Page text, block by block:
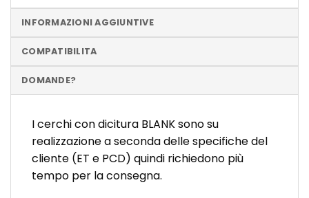
INFORMAZIONI AGGIUNTIVE
COMPATIBILITA
DOMANDE?
I cerchi con dicitura BLANK sono su
realizzazione a seconda delle specifiche del
cliente (ET e PCD) quindi richiedono più
tempo per la consegna.